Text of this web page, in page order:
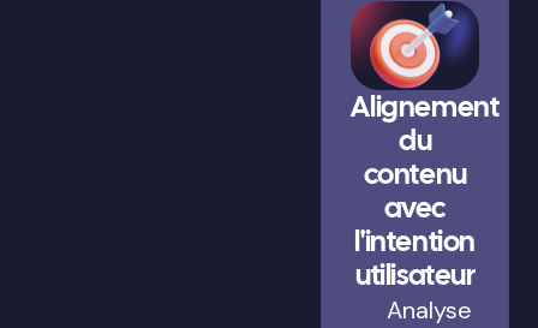
Alignement
du
contenu
avec
l'intention
utilisateur
Analyse